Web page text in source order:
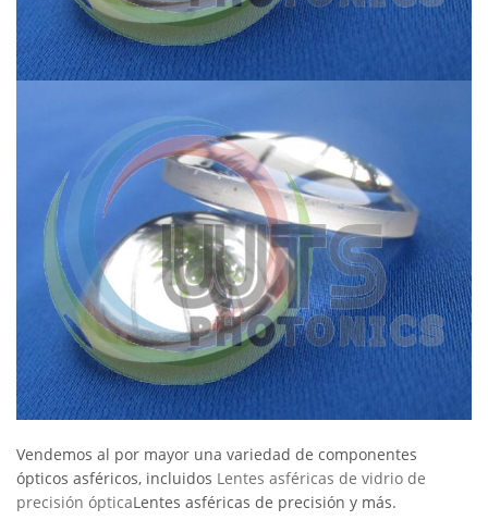
Vendemos al por mayor una variedad de componentes
ópticos asféricos, incluidos Lentes asféricas de vidrio de
precisión ópticaLentes asféricas de precisión y más.